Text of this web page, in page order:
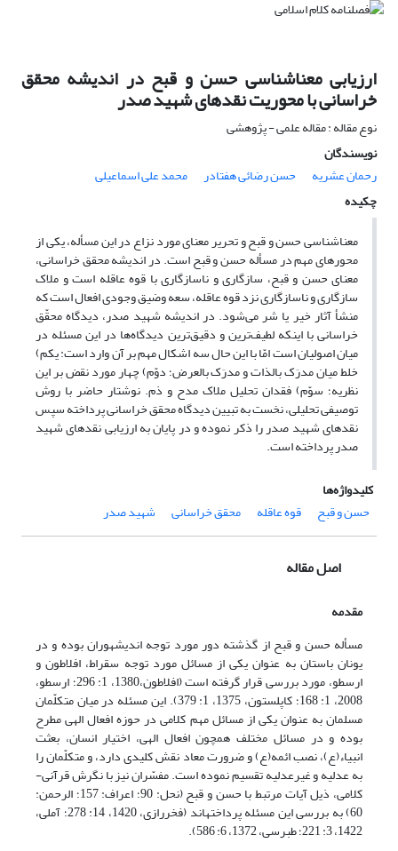
ارزیابی معناشناسی حسن و قبح در اندیشه محقق
خراسانی با محوریت نقدهای شهید صدر
نوع مقاله : مقاله علمی - پژوهشی
نویسندگان
رحمان عشریه
حسن رضائی هفتادر
محمد علی اسماعیلی
چکیده
معناشناسی حسن و قبح و تحریر معنای مورد نزاع در این مسأله، یکی از
محورهای مهم در مسأله حسن و قبح است. در اندیشه محقق خراسانی،
معنای حسن و قبح، سازگاری و ناسازگاری با قوه عاقله است و ملاک
سازگاری و ناسازگاری نزد قوه عاقله، سعه وضیق وجودی افعال است که
منشأ آثار خیر یا شر می‌‌شود. در اندیشه شهید صدر، دیدگاه محقّق
خراسانی با اینکه لطیف‌ترین و دقیق‌ترین دیدگاه‌ها در این مسئله در
میان اصولیان است امّا با این حال سه اشکال مهم بر آن وارد است: یکم)
خلط میان مدرَک بالذات و مدرَک بالعرض؛ دوّم) چهار مورد نقض بر این
نظریه؛ سوّم) فقدان تحلیل ملاک مدح و ذم. نوشتار حاضر با روش
توصیفی تحلیلی، نخست به تبیین دیدگاه­ محقق خراسانی پرداخته سپس
نقدهای شهید صدر را ذکر نموده و در پایان به ارزیابی نقدهای شهید
صدر پرداخته است.
کلیدواژه‌ها
حسن و قبح
قوه عاقله محقق خراسانی شهید صدر
اصل مقاله
مقدمه
مسأله حسن و قبح از گذشته دور مورد توجه اندیشه­وران بوده و در
یونان باستان به عنوان یکی از مسائل مورد توجه سقراط، افلاطون و
ارسطو، مورد بررسی قرار گرفته است (افلاطون،1380، 1: 296؛ ارسطو،
2008، 1: 168؛ کاپلستون، 1375، 1: 379). این مسئله در میان متکلّمان
مسلمان به عنوان یکی از مسائل مهم کلامی در حوزه افعال الهی مطرح
بوده و در مسائل مختلف همچون افعال الهی، اختیار انسان، بعثت
انبیاء(ع)، نصب ائمه(ع) و ضرورت معاد نقش کلیدی دارد، و متکلّمان را
به عدلیه و غیرعدلیه تقسیم نموده است. مفسّران نیز با نگرش قرآنی-
کلامی، ذیل آیات مرتبط با حسن و قبح (نحل: 90؛ اعراف: 157؛ الرحمن:
60) به بررسی این مسئله پرداخته­اند (فخررازی، 1420، 14: 278؛ آملی،
1422، 3: 221؛ طبرسی، 1372، 6: 586).